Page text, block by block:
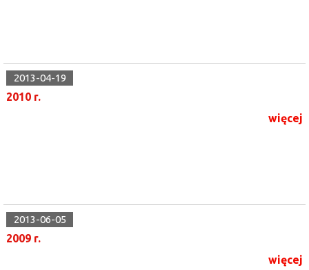
2013-04-19
2010 r.
więcej
2013-06-05
2009 r.
więcej